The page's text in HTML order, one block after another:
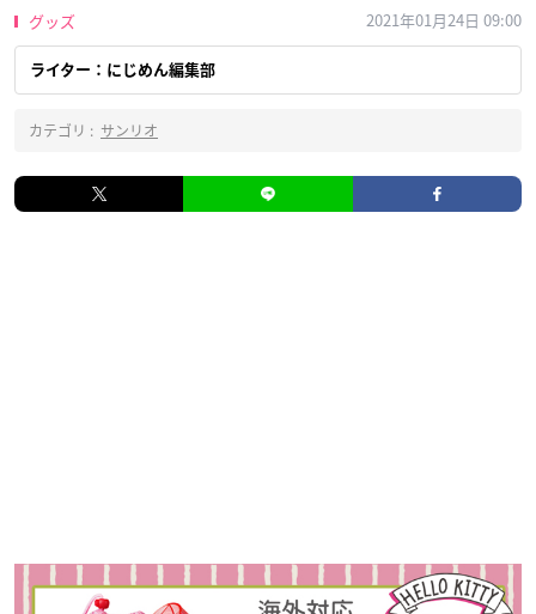
グッズ 2021年01月24日 09:00
ライター：にじめん編集部
カテゴリ : サンリオ